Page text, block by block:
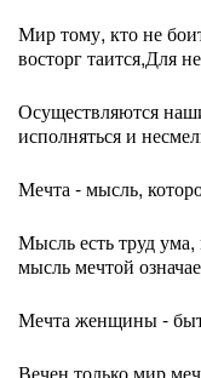
Мир тому, кто не
восторг таится,Для
Осуществляются
исполняться и
Мечта - мысль,
Мысль есть труд
мысль мечтой
Мечта женщины -